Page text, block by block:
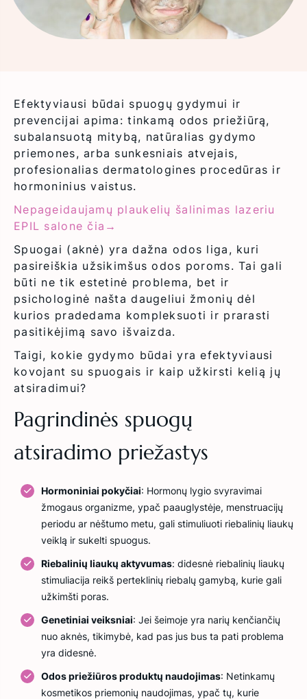
Ilgalaikis plaukų
pažangiausiu ir
Rankų
depiliacija
Efektyviausi būdai spuogų gydymui ir
prevencijai apima: tinkamą odos priežiūrą,
subalansuotą mitybą, natūralias gydymo
priemones, arba sunkesniais atvejais,
profesionalias dermatologines procedūras ir
hormoninius vaistus.
Nepageidaujamų plaukelių šalinimas lazeriu
EPIL salone čia→
Spuogai (aknė) yra dažna odos liga, kuri
pasireiškia užsikimšus odos poroms. Tai gali
būti ne tik estetinė problema, bet ir
psichologinė našta daugeliui žmonių dėl
kurios pradedama kompleksuoti ir prarasti
pasitikėjimą savo išvaizda.
Taigi, kokie gydymo būdai yra efektyviausi
kovojant su spuogais ir kaip užkirsti kelią jų
atsiradimui?
Pagrindinės spuogų
atsiradimo priežastys
Hormoniniai pokyčiai: Hormonų lygio svyravimai
žmogaus organizme, ypač paauglystėje, menstruacijų
periodu ar nėštumo metu, gali stimuliuoti riebalinių liaukų
veiklą ir sukelti spuogus.
Riebalinių liaukų aktyvumas: didesnė riebalinių liaukų
stimuliacija reikš perteklinių riebalų gamybą, kurie gali
užkimšti poras.
Genetiniai veiksniai: Jei šeimoje yra narių kenčiančių
nuo aknės, tikimybė, kad pas jus bus ta pati problema
yra didesnė.
Odos priežiūros produktų naudojimas: Netinkamų
kosmetikos priemonių naudojimas, ypač tų, kurie